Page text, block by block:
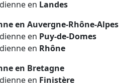
en Landes
en Auvergne-Rhône-Alpes
en Puy-de-Domes
en Rhône
en Bretagne
en Finistère